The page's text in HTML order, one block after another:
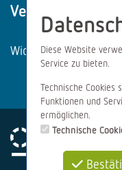
Vertrag
Widerrufsformular
Diese Website
Service zu bieten.
Technische Cookies
Funktionen und
ermöglichen.
Technische